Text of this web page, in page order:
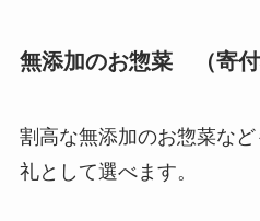
無添加のお惣菜 （寄
割高な無添加のお惣菜な
礼として選べます。